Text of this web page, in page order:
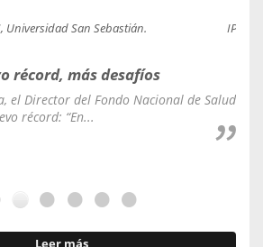
Universidad San Sebastián.
récord, más desafíos
el Director del Fondo Nacional de Salud
récord: “En...
Leer más